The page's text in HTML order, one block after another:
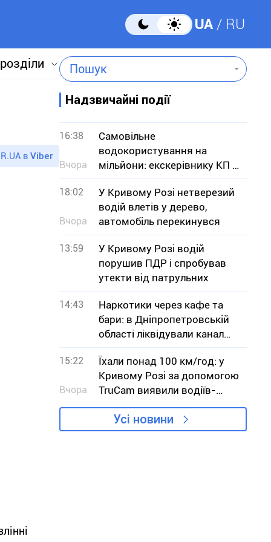
UA RU
Пошук
в Viber
Надзвичайні події
16:38
Вчора
Самовільне
водокористування на
мільйони: екскерівнику КП з
Дніпропетровщини
оголосили підозру
18:02
Вчора
У Кривому Розі нетверезий
водій влетів у дерево,
автомобіль перекинувся
13:59
У Кривому Розі водій
порушив ПДР і спробував
утекти від патрульних
14:43
Наркотики через кафе та
бари: в Дніпропетровській
області ліквідували канал
збуту кратому
15:22
Вчора
Їхали понад 100 км/год: у
Кривому Розі за допомогою
TruCam виявили водіїв-
порушників
Усі новини